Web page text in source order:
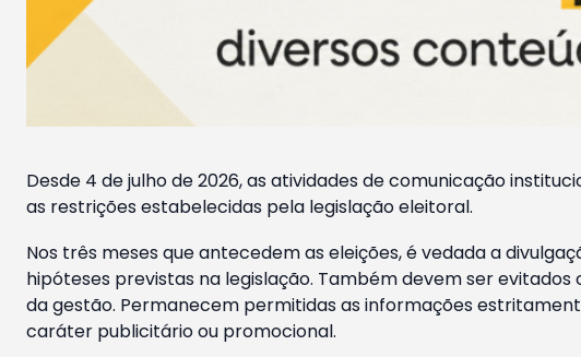
Desde 4 de julho de 2026, as atividades de comunicação
as restrições estabelecidas pela legislação eleitoral.
Nos três meses que antecedem as eleições, é vedada a
hipóteses previstas na legislação. Também devem ser
da gestão. Permanecem permitidas as informações
caráter publicitário ou promocional.